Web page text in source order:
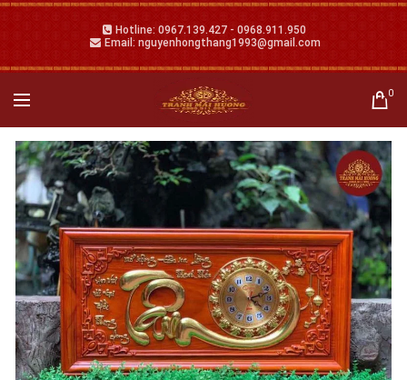
Hotline: 0967.139.427 - 0968.911.950
Email: nguyenhongthang1993@gmail.com
0